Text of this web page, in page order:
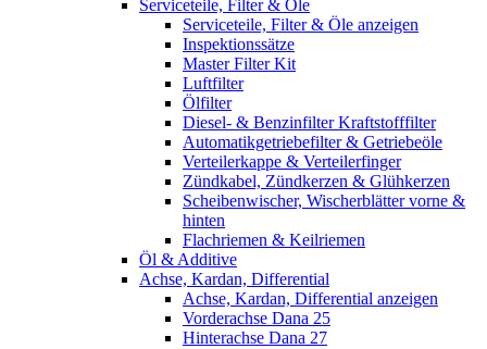
Serviceteile, Filter & Öle
Serviceteile, Filter & Öle anzeigen
Inspektionssätze
Master Filter Kit
Luftfilter
Ölfilter
Diesel- & Benzinfilter Kraftstofffilter
Automatikgetriebefilter & Getriebeöle
Verteilerkappe & Verteilerfinger
Zündkabel, Zündkerzen & Glühkerzen
Scheibenwischer, Wischerblätter vorne &
hinten
Flachriemen & Keilriemen
Öl & Additive
Achse, Kardan, Differential
Achse, Kardan, Differential anzeigen
Vorderachse Dana 25
Hinterachse Dana 27